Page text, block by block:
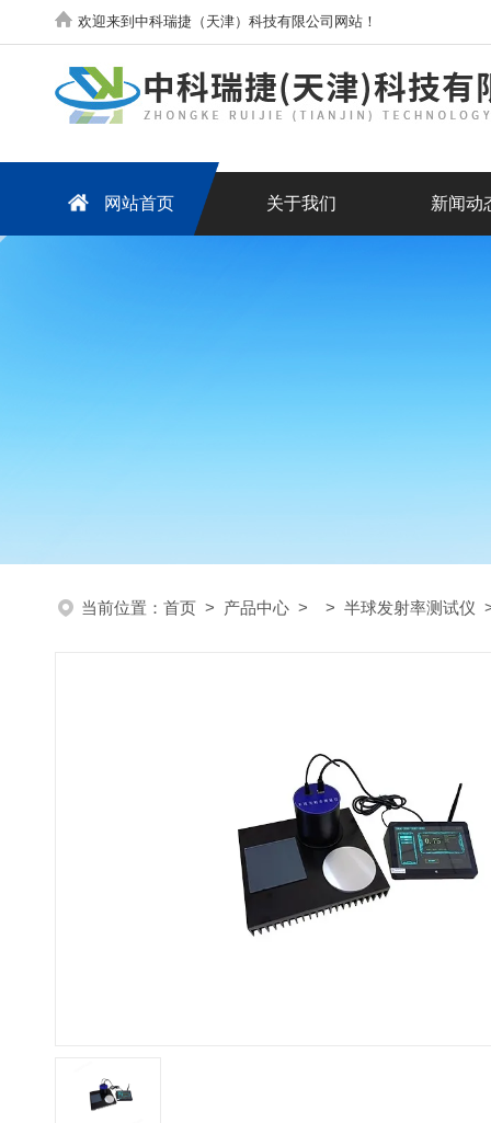
欢迎来到中科瑞捷（天津）科技有限公司网站！
网站首页 关于我们 新闻动
当前位置： 首页 > 产品中心 > > 半球发射率测试仪